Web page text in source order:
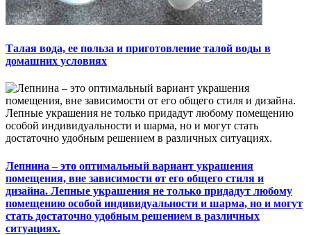
Талая вода, ее польза и приготовление талой воды в
домашних условиях
Лепнина – это оптимальный вариант украшения
помещения, вне зависимости от его общего стиля и
дизайна. Лепные украшения не только придадут любому
помещению особой индивидуальности и шарма, но и могут
стать достаточно удобным решением в различных
ситуациях.